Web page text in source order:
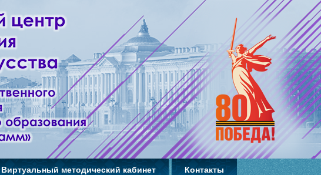
Виртуальный методический кабинет Контакты